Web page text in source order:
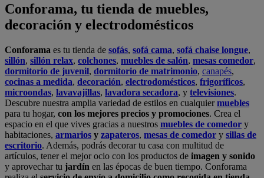
Conforama, tu tienda de muebles,
decoración y electrodomésticos
Conforama es tu tienda de sofás, sofá cama, sofá chaise longue,
sillón, sillón relax, colchones, muebles de salón, mesas comedor,
dormitorio de juvenil, dormitorio de matrimonio, canapés,
cocinas a medida, decoración, electrodomésticos, frigoríficos,
microondas, lavavajillas, lavadora secadora, y televisiones.
Descubre nuestra amplia variedad de estilos en cualquiermuebles
para tu hogar, con los mejores precios y promociones. Crea el
espacio en el que vives gracias a nuestros muebles de comedor y
habitaciones, armarios y zapateros, mesas de comedor y sillas de
escritorio. Además, podrás decorar tu casa con multitud de
artículos, tener el mejor ocio con los productos de imagen y sonido
y aprovechar tu jardín en las épocas de buen tiempo. Conforama